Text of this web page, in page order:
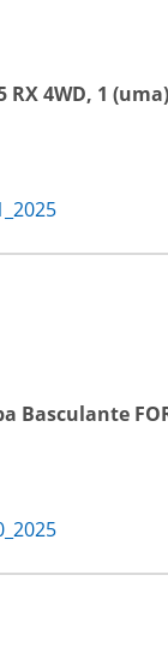
4WD, 1
Basculante